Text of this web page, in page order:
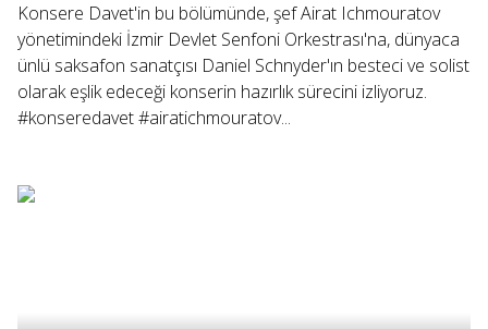
Konsere Davet'in bu bölümünde, şef Airat Ichmouratov
yönetimindeki İzmir Devlet Senfoni Orkestrası'na, dünyaca
ünlü saksafon sanatçısı Daniel Schnyder'ın besteci ve solist
olarak eşlik edeceği konserin hazırlık sürecini izliyoruz.
#konseredavet #airatichmouratov...